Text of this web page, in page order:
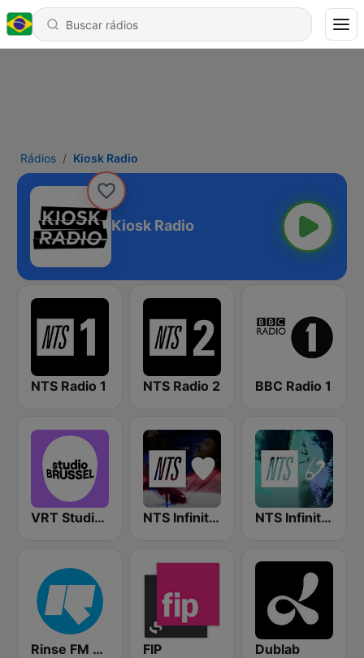
Rádios Kiosk Radio
Kiosk Radio
NTS Radio 1 NTS Radio 2 BBC Radio 1
VRT Studio Brussel NTS Infinite Mixtapes Feelings NTS Infinite Mixtapes The Tube
Rinse FM 106.8 FIP Dublab